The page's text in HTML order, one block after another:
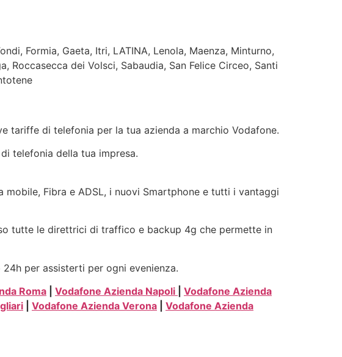
Formia, Gaeta, Itri, LATINA, Lenola, Maenza, Minturno,
Roccasecca dei Volsci, Sabaudia, San Felice Circeo, Santi
tariffe di telefonia per la tua azienda a marchio Vodafone.
telefonia della tua impresa.
Fibra e ADSL, i nuovi Smartphone e tutti i vantaggi
tutte le direttrici di traffico e backup 4g che permette in
per assisterti per ogni evenienza.
Roma Vodafone Azienda Napoli
Vodafone Azienda
Vodafone Azienda Verona
Vodafone Azienda